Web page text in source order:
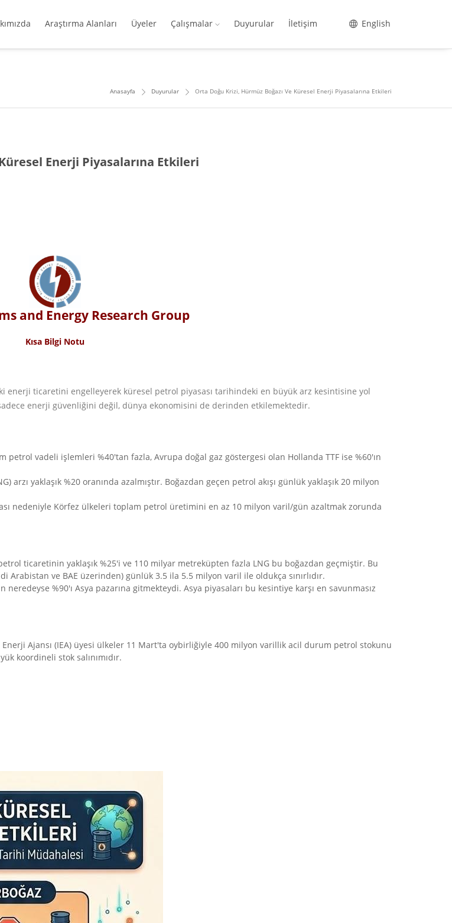
Araştırma Alanları Üyeler Çalışmalar Duyurular İletişim English
Anasayfa Duyurular Orta Doğu Krizi, Hürmüz Boğazı Ve Küresel Enerji Piyasalarına Etkileri
Enerji Piyasalarına Etkileri
and Energy Research Group
Kısa Bilgi Notu
enerji ticaretini engelleyerek küresel petrol piyasası tarihindeki en büyük arz kesintisine yol
enerji güvenliğini değil, dünya ekonomisini de derinden etkilemektedir.
petrol vadeli işlemleri %40'tan fazla, Avrupa doğal gaz göstergesi olan Hollanda TTF ise %60'ın
arzı yaklaşık %20 oranında azalmıştır. Boğazdan geçen petrol akışı günlük yaklaşık 20 milyon
nedeniyle Körfez ülkeleri toplam petrol üretimini en az 10 milyon varil/gün azaltmak zorunda
ticaretinin yaklaşık %25'i ve 110 milyar metreküpten fazla LNG bu boğazdan geçmiştir. Bu
Arabistan ve BAE üzerinden) günlük 3.5 ila 5.5 milyon varil ile oldukça sınırlıdır.
%90'ı Asya pazarına gitmekteydi. Asya piyasaları bu kesintiye karşı en savunmasız
Ajansı (IEA) üyesi ülkeler 11 Mart'ta oybirliğiyle 400 milyon varillik acil durum petrol stokunu
koordineli stok salınımıdır.